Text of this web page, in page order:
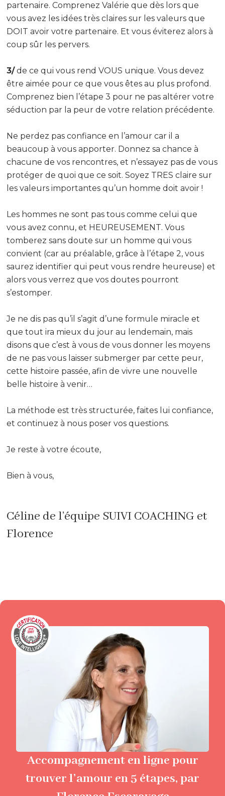
partenaire. Comprenez Valérie que dès lors que
vous avez les idées très claires sur les valeurs que
DOIT avoir votre partenaire. Et vous éviterez alors à
coup sûr les pervers.
3/de ce qui vous rend VOUS unique. Vous devez
être aimée pour ce que vous êtes au plus profond.
Comprenez bien l’étape 3 pour ne pas altérer votre
séduction par la peur de votre relation précédente.
Ne perdez pas confiance en l’amour car il a
beaucoup à vous apporter. Donnez sa chance à
chacune de vos rencontres, et n’essayez pas de vous
protéger de quoi que ce soit. Soyez TRES claire sur
les valeurs importantes qu’un homme doit avoir !
Les hommes ne sont pas tous comme celui que
vous avez connu, et HEUREUSEMENT. Vous
tomberez sans doute sur un homme qui vous
convient (car au préalable, grâce à l’étape 2, vous
saurez identifier qui peut vous rendre heureuse) et
alors vous verrez que vos doutes pourront
s’estomper.
Je ne dis pas qu’il s’agit d’une formule miracle et
que tout ira mieux du jour au lendemain, mais
disons que c’est à vous de vous donner les moyens
de ne pas vous laisser submerger par cette peur,
cette histoire passée, afin de vivre une nouvelle
belle histoire à venir…
La méthode est très structurée, faites lui confiance,
et continuez à nous poser vos questions.
Je reste à votre écoute,
Bien à vous,
Céline de l’équipe SUIVI COACHING et
Florence
Accompagnement en ligne pour
trouver l’amour en 5 étapes, par